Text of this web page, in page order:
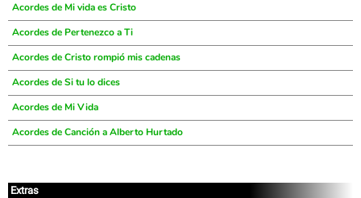
Acordes de Mi vida es Cristo
Acordes de Pertenezco a Ti
Acordes de Cristo rompió mis cadenas
Acordes de Si tu lo dices
Acordes de Mi Vida
Acordes de Canción a Alberto Hurtado
Extras